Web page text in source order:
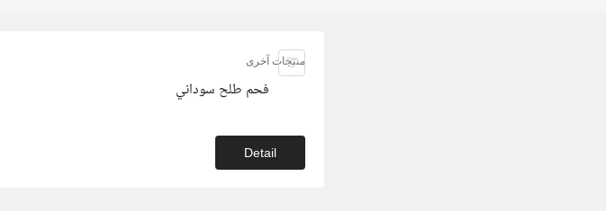
منتجات آخرى
فحم طلح سوداني
Detail